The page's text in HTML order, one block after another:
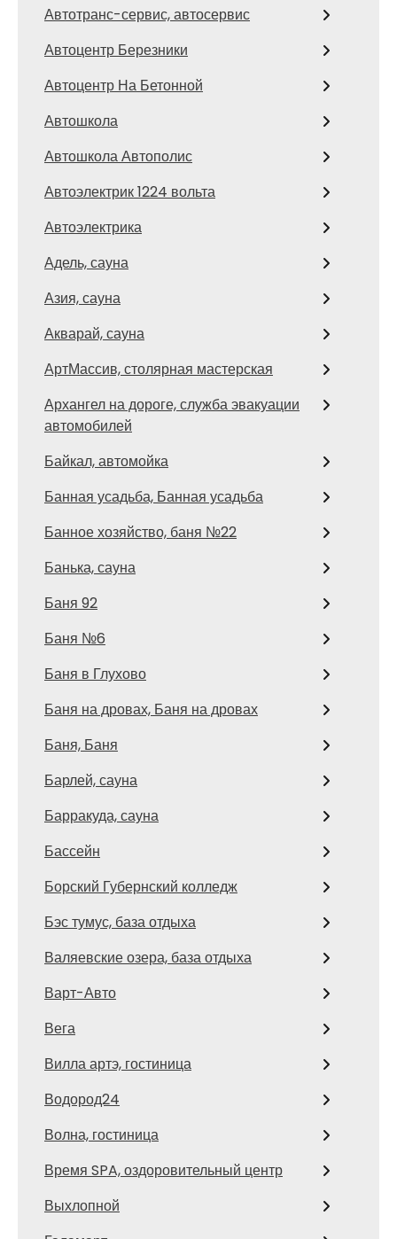
Автотранс-сервис, автосервис
Автоцентр Березники
Автоцентр На Бетонной
Автошкола
Автошкола Автополис
Автоэлектрик 1224 вольта
Автоэлектрика
Адель, сауна
Азия, сауна
Акварай, сауна
АртМассив, столярная мастерская
Архангел на дороге, служба эвакуации
автомобилей
Байкал, автомойка
Банная усадьба, Банная усадьба
Банное хозяйство, баня №22
Банька, сауна
Баня 92
Баня №6
Баня в Глухово
Баня на дровах, Баня на дровах
Баня, Баня
Барлей, сауна
Барракуда, сауна
Бассейн
Борский Губернский колледж
Бэс тумус, база отдыха
Валяевские озера, база отдыха
Варт-Авто
Вега
Вилла артэ, гостиница
Водород24
Волна, гостиница
Время SPA, оздоровительный центр
Выхлопной